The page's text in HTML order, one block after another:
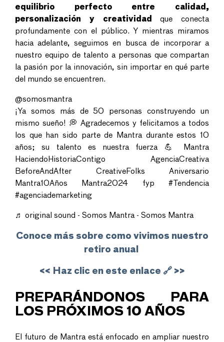
equilibrio perfecto entre calidad,
personalización y creatividadque conecta
profundamente con el público. Y mientras miramos
hacia adelante, seguimos en busca de incorporar a
nuestro equipo de talento a personas que compartan
la pasión por la innovación, sin importar en qué parte
del mundo se encuentren.
@somosmantra
¡Ya somos más de 50 personas construyendo un
mismo sueño! 💭 Agradecemos y felicitamos a todos
los que han sido parte de Mantra durante estos 10
años; su talento es nuestra fuerza 💪 Mantra
HaciendoHistoriaContigo AgenciaCreativa
BeforeAndAfter CreativeFolks Aniversario
Mantra10Años Mantra2024 fyp #Tendencia
#agenciademarketing
♬ original sound - Somos Mantra - Somos Mantra
Conoce más sobre como vivimos nuestro
retiro anual
<< Haz clic en este enlace 🔗 >>
PREPARÁNDONOS PARA
LOS PRÓXIMOS 10 AÑOS
El futuro de Mantra está enfocado en ampliar nuestro